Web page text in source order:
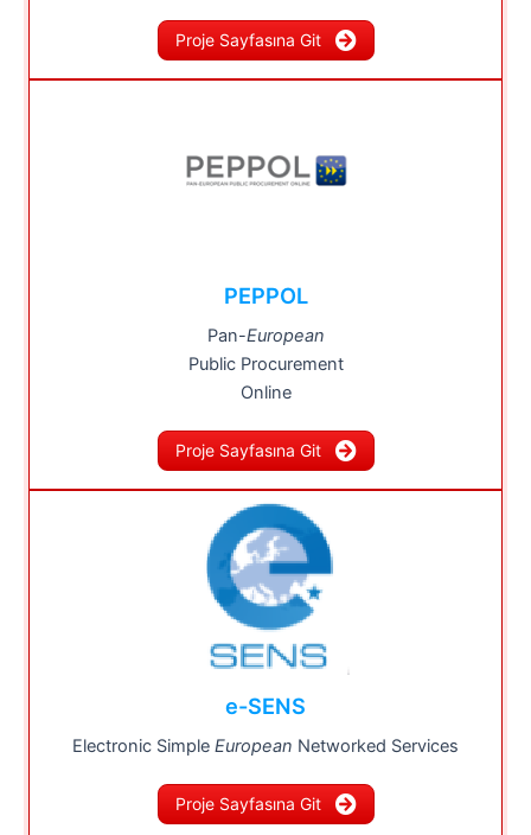
Proje Sayfasına Git
PEPPOL
Pan-European
Public Procurement
Online
Proje Sayfasına Git
e-SENS
Electronic Simple European Networked Services
Proje Sayfasına Git